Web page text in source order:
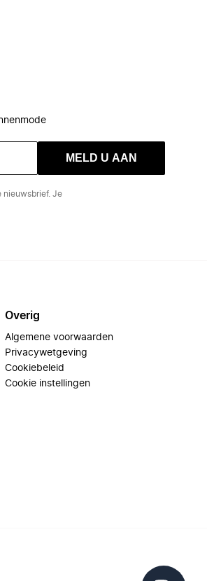
MELD U AAN
nieuwsbrief. Je
Overig
Algemene voorwaarden
Privacywetgeving
Cookiebeleid
Cookie instellingen